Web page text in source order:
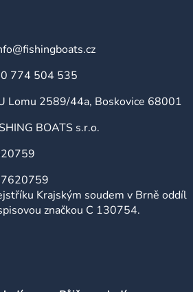
u
774 504 535
Lomu 2589/44a, Boskovice 68001
BOATS s.r.o.
Krajským soudem v Brně oddíl
značkou C 130754.